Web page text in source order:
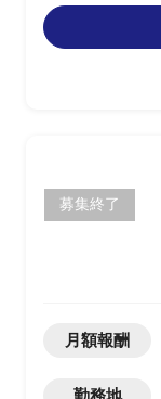
募集終了
月額報酬